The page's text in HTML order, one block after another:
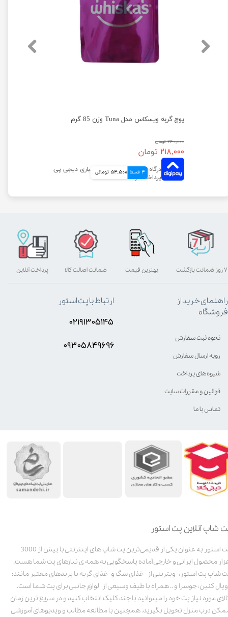
پوچ گربه ویسکاس مدل Tuna وزن 85 گرم
۲۴۰,۰۰۰ تومان
۲۱۸,۰۰۰ تومان
4 قسط 54,500 تومانی
شاپ آنلاین پت استور
پت استور به عنوان یکی از قدیمی‌ترین پت شاپ های اینترنتی با بیش از 3000
محصول ایرانی و خارجی آماده پاسخگویی به همه ی نیازهای پت شما هست.
شاپ پت استور، ویترینی از غذای سگ و غذای گربه با برندهای معتبر مانند:
کنین، جوسرا و .. همراه با طیف وسیعی از لوازم جانبی برای پت شما است.
مورد نیاز پت خود را میتوانید با چند کلیک انتخاب کنید و در سریع ترین زمان
درب منزل تحویل بگیرید. همچنین با مطالعه مطالب و ویدیوهای آموزشی
بهترین قیمت پرداخت آنلاین ۷ روز ضمانت بازگشت ضمانت اصالت کالا
راهنمای خرید از
فروشگاه
نحوه ثبت سفارش
رویه ارسال سفارش
شیوه‌های پرداخت
قوانین و مقررات سایت
تماس با ما
ارتباط با پت استور
۰۲۱۹۱۳۰۵۱۴۵
۰۹۳۰۵8۴9696